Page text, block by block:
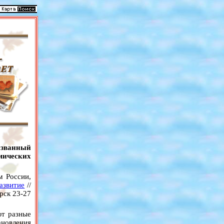
России,
//
23-27
разные